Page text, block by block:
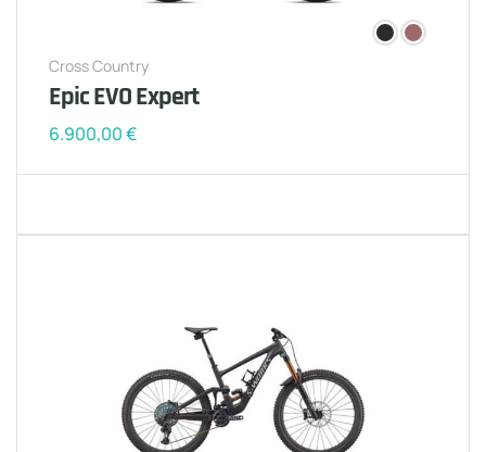
Cross Country
Epic EVO Expert
6.900,00€